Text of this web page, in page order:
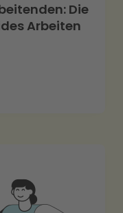
Die
Arbeiten